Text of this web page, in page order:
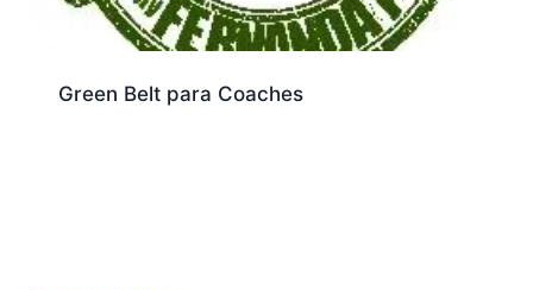
Green Belt para Coaches